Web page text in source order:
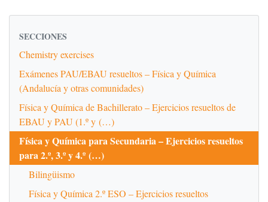
SECCIONES
Chemistry exercises
Exámenes PAU/EBAU resueltos – Física y Química
(Andalucía y otras comunidades)
Física y Química de Bachillerato – Ejercicios resueltos de
EBAU y PAU (1.º y (…)
Física y Química para Secundaria – Ejercicios resueltos
para 2.º, 3.º y 4.º (…)
Bilingüismo
Física y Química 2.º ESO – Ejercicios resueltos